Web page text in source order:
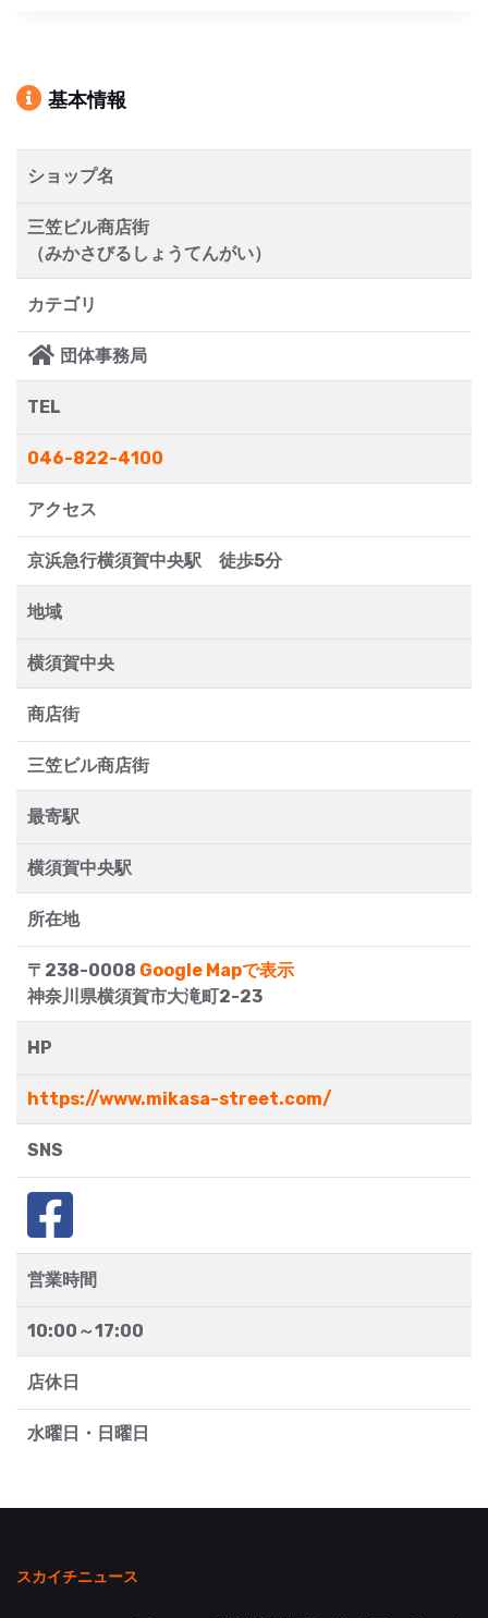
基本情報
ショップ名
三笠ビル商店街
（みかさびるしょうてんがい）
カテゴリ
団体事務局
TEL
046-822-4100
アクセス
京浜急行横須賀中央駅 徒歩5分
地域
横須賀中央
商店街
三笠ビル商店街
最寄駅
横須賀中央駅
所在地
〒238-0008 Google Mapで表示
神奈川県横須賀市大滝町2-23
HP
https://www.mikasa-street.com/
SNS
営業時間
10:00～17:00
店休日
水曜日・日曜日
スカイチニュース